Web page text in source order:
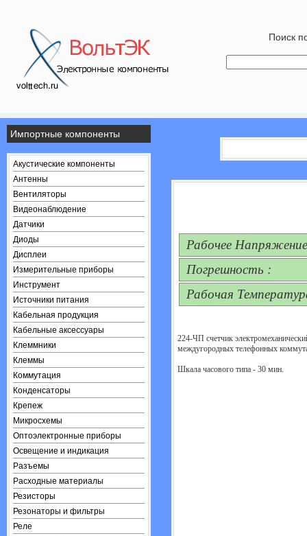
Поиск
Импортные компоненты
Акустические компоненты
Антенны
Вентиляторы
Видеонаблюдение
Датчики
Диоды
Дисплеи
Измерительные приборы
Инструмент
Источники питания
Кабельная продукция
Кабельные аксессуары
Клеммники
Клеммы
Коммутация
Конденсаторы
Крепеж
Микросхемы
Оптоэлектронные приборы
Освещение и индикация
Разъемы
Расходные материалы
Резисторы
Резонаторы и фильтры
Реле
Рабочее
Погрешность :
Рабочая
224-ЧП счетчик
междугородных телефонных
Шкала часового типа - 30 мин.